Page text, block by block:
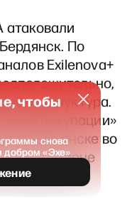
По
Exilenova+
оккупации»
в Бердянске во
в районе
в районе
чтобы
снова
добром «Эхе»